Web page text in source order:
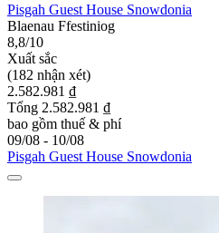
Pisgah Guest House Snowdonia
Blaenau Ffestiniog
8,8/10
Xuất sắc
(182 nhận xét)
2.582.981 ₫
Tổng 2.582.981 ₫
bao gồm thuế & phí
09/08 - 10/08
Pisgah Guest House Snowdonia